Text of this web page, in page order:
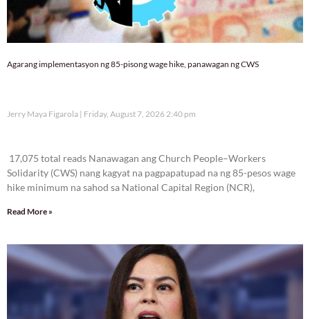
Agarang implementasyon ng 85-pisong wage hike, panawagan ng CWS
Jerry Maya Figarola Friday, August 7, 2026 2:40 pm
17,075 total reads Nanawagan ang Church People–Workers
Solidarity (CWS) nang kagyat na pagpapatupad na ng 85-pesos wage
hike minimum na sahod sa National Capital Region (NCR),
Read More »